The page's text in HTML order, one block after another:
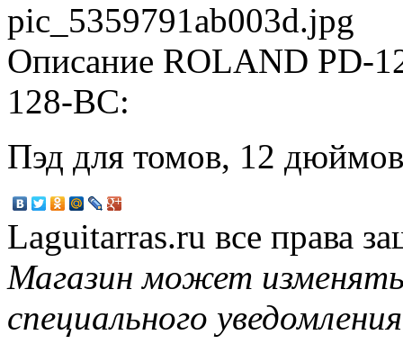
pic_5359791ab003d.jpg
Описание ROLAND PD-
128-BC:
Пэд для томов, 12 дюймов
Laguitarras.ru все права
Магазин может
специального